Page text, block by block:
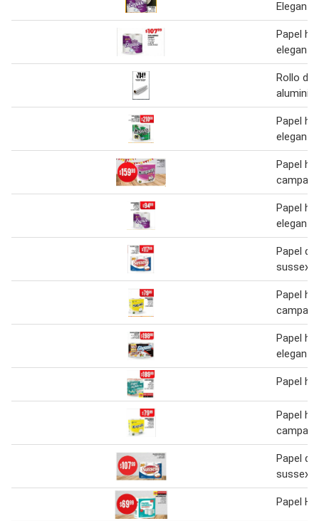
Elegante
Papel
elegante
Rollo de
aluminio
Papel
elegante
Papel
Papel
elegante
Papel
sussex
Papel
Papel
elegante
Papel
Papel
Papel
sussex
Papel